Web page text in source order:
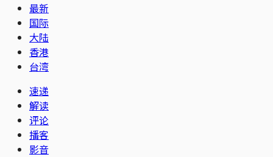
最新
国际
大陆
香港
台湾
速递
解读
评论
播客
影音